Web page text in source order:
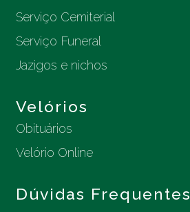
Serviço Cemiterial
Serviço Funeral
Jazigos e nichos
Velórios
Obituários
Velório Online
Dúvidas Frequentes